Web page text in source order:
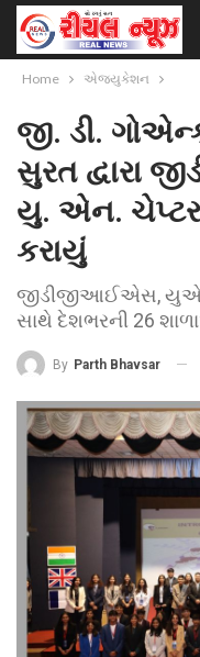
Home એજ્યુકેશન
જી. ડી.
સુરત દ્વારા
યુ. એન.
કરાયું
જીડીજીઆઈએસ,
સાથે દેશભરની 26
By Parth Bhavsar